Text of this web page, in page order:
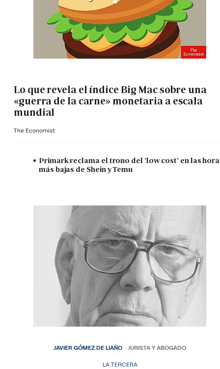
Lo que revela el índice Big Mac sobre una
«guerra de la carne» monetaria a escala
mundial
The Economist
Primark reclama el trono del 'low cost' en las
más bajas de Shein y Temu
LA TERCERA
JAVIER GÓMEZ DE LIAÑO JURISTA Y ABOGADO